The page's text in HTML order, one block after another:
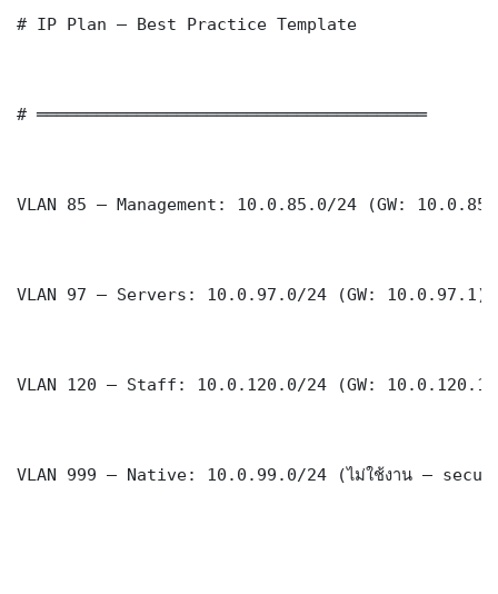
# IP Plan — Best Practice Template
# ═══════════════════════════════════════
VLAN 85 — Management: 10.0.85.0/24 (GW:
VLAN 97 — Servers: 10.0.97.0/24 (GW: 10.0.97.1)
VLAN 120 — Staff: 10.0.120.0/24 (GW: 10.0.120.1)
VLAN 999 — Native: 10.0.99.0/24 (ไม่ใช้งาน —